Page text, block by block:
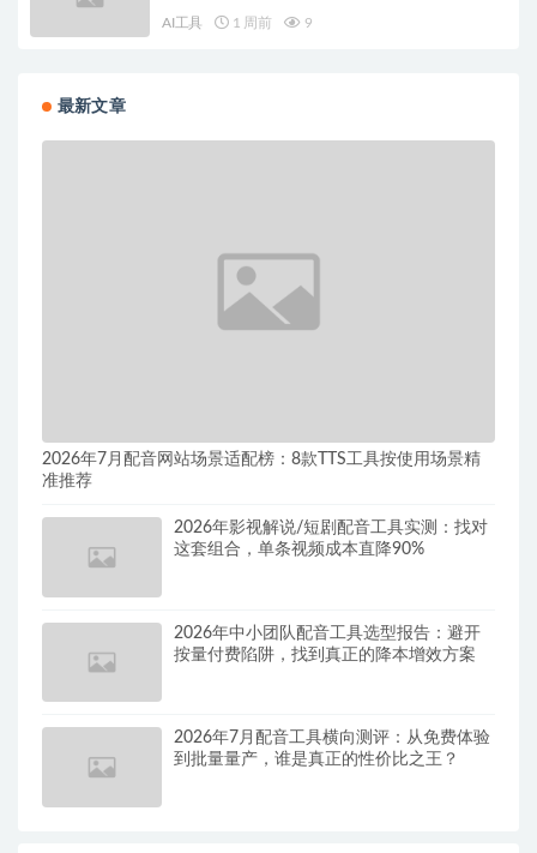
AI工具 1 周前 9
最新文章
2026年7月配音网站场景适配榜：8款TTS工具按使用场景精
准推荐
2026年影视解说/短剧配音工具实测：找对
这套组合，单条视频成本直降90%
2026年中小团队配音工具选型报告：避开
按量付费陷阱，找到真正的降本增效方案
2026年7月配音工具横向测评：从免费体验
到批量量产，谁是真正的性价比之王？